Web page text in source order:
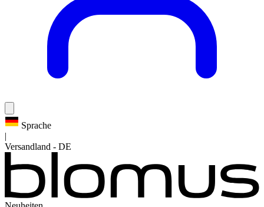
Sprache
|
Versandland - DE